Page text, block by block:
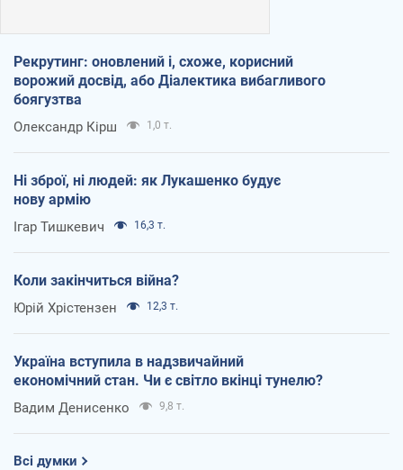
Рекрутинг: оновлений і, схоже, корисний
ворожий досвід, або Діалектика вибагливого
боягузтва
Олександр Кірш 1,0 т.
Ні зброї, ні людей: як Лукашенко будує
нову армію
Ігар Тишкевич 16,3 т.
Коли закінчиться війна?
Юрій Хрістензен 12,3 т.
Україна вступила в надзвичайний
економічний стан. Чи є світло вкінці тунелю?
Вадим Денисенко 9,8 т.
Всі думки